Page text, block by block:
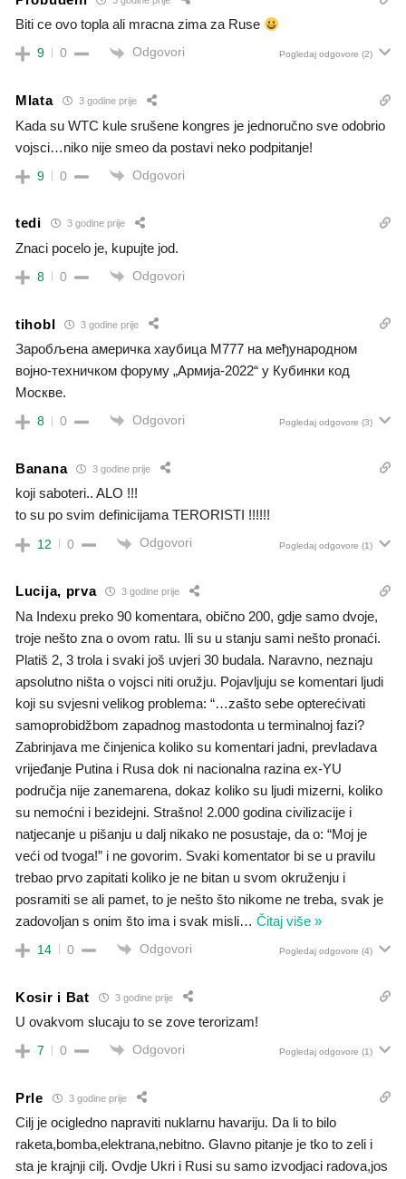
Biti ce ovo topla ali mracna zima za Ruse
9 0 Odgovori Pogledaj odgovore (2)
Mlata 3 godine prije
Kada su WTC kule srušene kongres je jednoručno sve odobrio
vojsci…niko nije smeo da postavi neko podpitanje!
9 0 Odgovori
tedi 3 godine prije
Znaci pocelo je, kupujte jod.
8 0 Odgovori
tihobl 3 godine prije
Заробљена америчка хаубица М777 на међународном
војно-техничком форуму „Армија-2022“ у Кубинки код
Москве.
8 0 Odgovori Pogledaj odgovore (3)
Banana 3 godine prije
koji saboteri.. ALO !!!
to su po svim definicijama TERORISTI !!!!!!
12 0 Odgovori Pogledaj odgovore (1)
Lucija, prva 3 godine prije
Na Indexu preko 90 komentara, obično 200, gdje samo dvoje,
troje nešto zna o ovom ratu. Ili su u stanju sami nešto pronaći.
Platiš 2, 3 trola i svaki još uvjeri 30 budala. Naravno, neznaju
apsolutno ništa o vojsci niti oružju. Pojavljuju se komentari ljudi
koji su svjesni velikog problema: “…zašto sebe opterećivati
samoprobidžbom zapadnog mastodonta u terminalnoj fazi?
Zabrinjava me činjenica koliko su komentari jadni, prevladava
vrijeđanje Putina i Rusa dok ni nacionalna razina ex-YU
područja nije zanemarena, dokaz koliko su ljudi mizerni, koliko
su nemoćni i bezidejni. Strašno! 2.000 godina civilizacije i
natjecanje u pišanju u dalj nikako ne posustaje, da o: “Moj je
veći od tvoga!” i ne govorim. Svaki komentator bi se u pravilu
trebao prvo zapitati koliko je ne bitan u svom okruženju i
posramiti se ali pamet, to je nešto što nikome ne treba, svak je
zadovoljan s onim što ima i svak misli… Čitaj više »
14 0 Odgovori Pogledaj odgovore (4)
Kosir i Bat 3 godine prije
U ovakvom slucaju to se zove terorizam!
7 0 Odgovori Pogledaj odgovore (1)
Prle 3 godine prije
Cilj je ocigledno napraviti nuklarnu havariju. Da li to bilo
raketa,bomba,elektrana,nebitno. Glavno pitanje je tko to zeli i
sta je krajnji cilj. Ovdje Ukri i Rusi su samo izvodjaci radova,jos